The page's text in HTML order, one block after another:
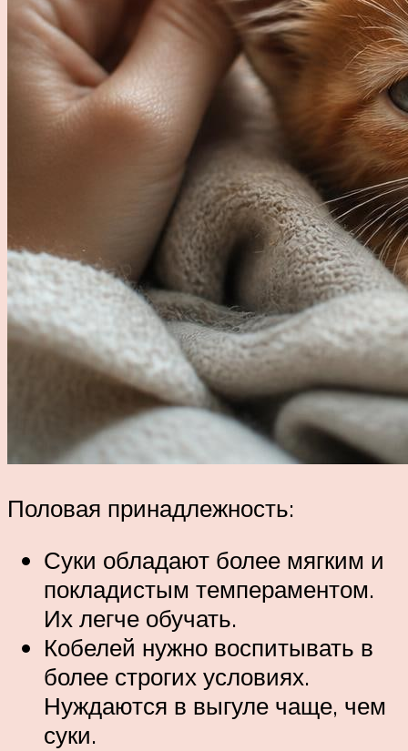
Половая принадлежность:
Суки обладают более мягким и
покладистым темпераментом.
Их легче обучать.
Кобелей нужно воспитывать в
более строгих условиях.
Нуждаются в выгуле чаще, чем
суки.